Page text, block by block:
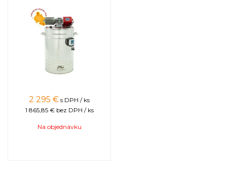
2 295 € s DPH / ks
1 865,85 € bez DPH / ks
Na objednávku